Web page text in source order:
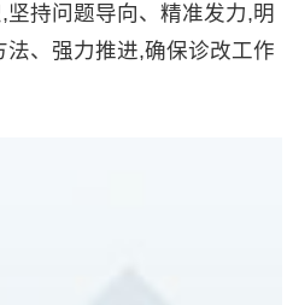
持问题导向、精准发力,明
、强力推进,确保诊改工作